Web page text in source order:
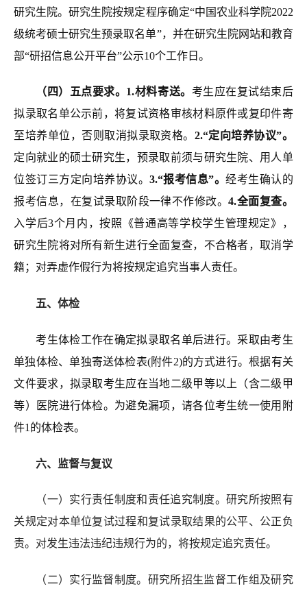
研究生院。研究生院按规定程序确定“中国农业科学院2022
级统考硕士研究生预录取名单”，并在研究生院网站和教育
部“研招信息公开平台”公示10个工作日。
（四）五点要求。 1.材料寄送。 考生应在复试结束后
拟录取名单公示前，将复试资格审核材料原件或复印件寄
至培养单位，否则取消拟录取资格。 2.“定向培养协议”。
定向就业的硕士研究生，预录取前须与研究生院、用人单
位签订三方定向培养协议。 3.“报考信息”。经考生确认的
报考信息，在复试录取阶段一律不作修改。4.全面复查。
入学后3个月内，按照《普通高等学校学生管理规定》，
研究生院将对所有新生进行全面复查，不合格者，取消学
籍；对弄虚作假行为将按规定追究当事人责任。
五、体检
考生体检工作在确定拟录取名单后进行。 采取由考生
单独体检、单独寄送体检表(附件2)的方式进行。根据有关
文件要求，拟录取考生应在当地二级甲等以上（含二级甲
等）医院进行体检。为避免漏项，请各位考生统一使用附
件1的体检表。
六、监督与复议
（一）实行责任制度和责任追究制度。研究所按照有
关规定对本单位复试过程和复试录取结果的公平、公正负
责。 对发生违法违纪违规行为的，将按规定追究责任。
（二）实行监督制度。研究所招生监督工作组及研究